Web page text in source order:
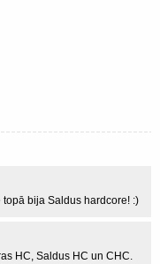
bija Saldus hardcore! :)
HC, Saldus HC un CHC.